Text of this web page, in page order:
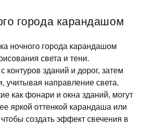
города карандашом
ночного города карандашом
света и тени.
контуров зданий и дорог, затем
учитывая направление света.
как фонари и окна зданий, могут
яркой оттенкой карандаша или
создать эффект свечения в